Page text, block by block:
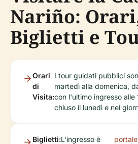
Nariño:
Biglietti e
Orari
di
Visita:
I tour guidati pubblici
martedì alla domenica,
con l'ultimo ingresso alle
chiuso il lunedì e nei
Biglietti:L'ingresso è
portale